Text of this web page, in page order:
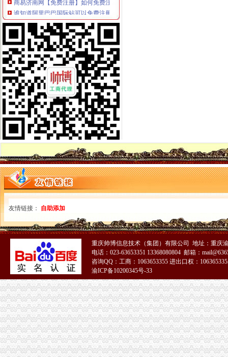
谁知道阿里巴巴国际站可以免费注册么？
免费注册免费注册-广州58同城
2008万网CN英文域名免费注册体验活动-3G安全网（Www.HackDos.
免费注册公司,还送一套章,代理记账1999元/年-深圳58同城
教大家免费注册屏幕录像专家_在线观看
帮助中心_买塑网
免费注册域名--fox--好网角网络收夹
【免费注册上海公司,免费注册上海普陀公司】价格_厂家_图片-Hc
【上海金山公司注册免费注册】价格_厂家_图片-Hc360慧聪网
【代理注册上海公司、代理记账、免费注册地址】-公司注册-南京赶集网
免费注册-JiaThis
【免费注册商标注册商标免费咨询】-省内其它易登网
免费注册QQ微信号—申请QQ号免费
北京个人免费注册简历信息--北京人才热线
等等免费注册商标商标v公司阿的【今日推荐网】
免费注册玩游戏每个3.5元_任务威客网_劳务
免费代注册
免费注册目标通行证|免费注册目标一号通
软件免费注册登录-Focusky动画演示大师官网
免费注册
1-1免费注册有赞开店_在线观看
qq申请号码免费注册的地址_图文教程_教程_2345软件教程（多
免费域名,免费顶级域名,域名注册免费,免费TK域名,免费ML域
【优惠升级】学教育网师/执业师面授班全面免费注册即可预约
存100送100【起凡免费注册送会员】手游棋牌注册送可提现
免费注册
免费注册
如何免费注册Apple ID?Apple ID免费注册图文教程-同步推资讯
零元注册美国商标,零元注册美国公司,免费注册美国商标,免费注
139邮箱注册免费注册
免费注册qq_格子啦
新.tk域名免费注册教程-站长之家
免费注册公司,提供地址！工商局对面！专业高效！上海公司注册今
友情链接： 自助添加
重庆帅博信息技术（集团）有限公司 地址：重庆
电话：023-63653351 13368080804 邮箱：
咨询QQ：工商：1063653355 进出口权：
渝ICP备10200345号-33